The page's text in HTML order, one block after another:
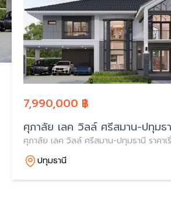
7,990,000 ฿
ศุภาลัย เลค วิลล์ ศรีสมาน-ปทุมธ
ศุภาลัย เลค วิลล์ ศรีสมาน-ปทุมธานี ราคา
ปทุมธานี